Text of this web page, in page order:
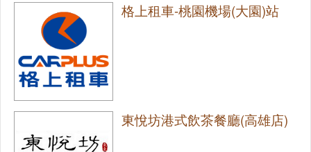
格上租車-桃園機場(大園)站
東悅坊港式飲茶餐廳(高雄店)